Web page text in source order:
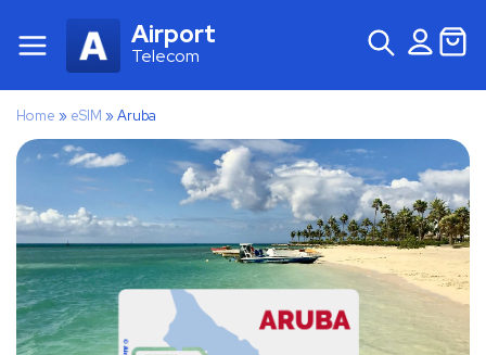
Airport
Telecom
Home » eSIM »Aruba